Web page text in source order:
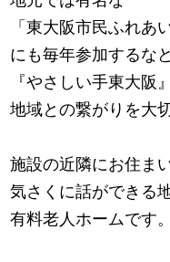
「東大阪市民ふれあ
にも毎年参加するなど
『やさしい手東大阪
地域との繋がりを大
施設の近隣にお住ま
気さくに話ができる
有料老人ホームです。